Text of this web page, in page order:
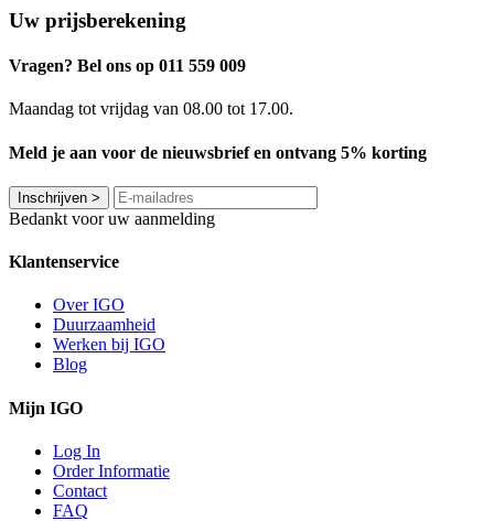
Uw prijsberekening
Vragen? Bel ons op 011 559 009
Maandag tot vrijdag van 08.00 tot 17.00.
Meld je aan voor de nieuwsbrief en ontvang 5% korting
Inschrijven >
Bedankt voor uw aanmelding
Klantenservice
Over IGO
Duurzaamheid
Werken bij IGO
Blog
Mijn IGO
Log In
Order Informatie
Contact
FAQ